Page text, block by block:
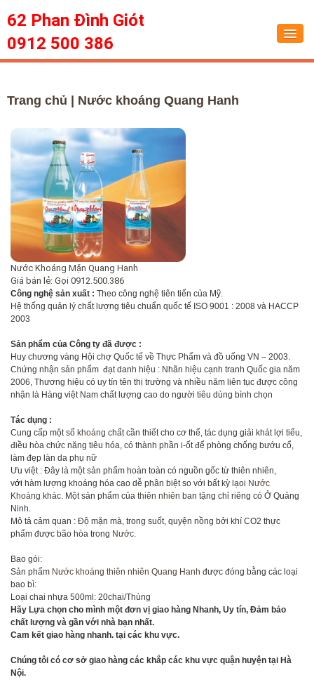
62 Phan Đình Giót
0912 500 386
Dịch vụ
Tin tức
Sức khỏe
Hỏi đáp
Liên hệ
Trang chủ | Nước khoáng Quang Hanh
Nước Khoáng Mặn Quang Hanh
Giá bán lẻ: Gọi 0912.500.386
Công nghệ sản xuất : Theo công nghệ tiên tiến của Mỹ.
Hệ thống quản lý chất lượng tiêu chuẩn quốc tế ISO 9001 : 2008 và HACCP
2003
Sản phẩm của Công ty đã được :
Huy chương vàng Hội chợ Quốc tế về Thực Phẩm và đồ uống VN – 2003.
Chứng nhận sản phẩm đạt danh hiệu : Nhãn hiệu cạnh tranh Quốc gia năm
2006, Thương hiệu có uy tín tên thị trường và nhiều năm liên tục được công
nhận là Hàng việt Nam chất lượng cao do người tiêu dùng bình chọn
Tác dụng :
Cung cấp một số khoáng chất cần thiết cho cơ thể, tác dụng giải khát lợi tiểu,
điều hòa chức năng tiêu hóa, có thành phần i-ốt để phòng chống bướu cổ,
làm đẹp làn da phụ nữ
Ưu việt : Đây là một sản phẩm hoàn toàn có nguồn gốc từ thiên nhiên,
với hàm lượng khoáng hóa cao dễ phân biệt so với bất kỳ lạoi Nước
Khoáng khác. Một sản phẩm của thiên nhiên ban tặng chỉ riêng có Ở Quảng
Ninh.
Mô tả cảm quan : Độ mặn mà, trong suốt, quyện nồng bởi khí CO2 thực
phẩm được bão hòa trong Nước.
Bao gói:
Sản phẩm Nước khoáng thiên nhiên Quang Hanh được đóng bằng các loại
bao bì:
Loại chai nhựa 500ml: 20chai/Thùng
Hãy Lựa chọn cho mình một đơn vị giao hàng Nhanh, Uy tín, Đảm bảo
chất lượng và gần với nhà bạn nhất.
Cam kết giao hàng nhanh. tại các khu vực.
Chúng tôi có cơ sở giao hàng các khắp các khu vực quận huyện tại Hà
Nội.